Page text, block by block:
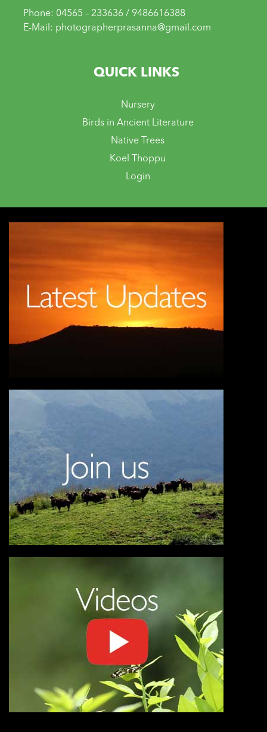
Phone: 04565 – 233636 / 9486616388
E-Mail: photographerprasanna@gmail.com
QUICK LINKS
Nursery
Birds in Ancient Literature
Native Trees
Koel Thoppu
Login